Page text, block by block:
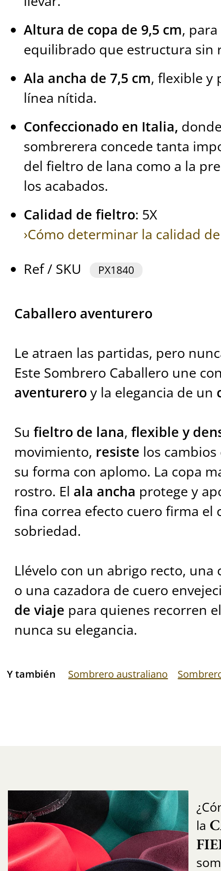
Altura de copa de 9,5 cm,
equilibrado que estructura sin
Ala ancha de 7,5 cm, flexible y
línea nítida.
Confeccionado en Italia,
sombrerera concede tanta
del fieltro de lana como a la
los acabados.
Calidad de fieltro: 5X
›Cómo determinar la calidad
Ref / SKU
PX1840
Caballero aventurero
Le atraen las partidas, pero
Este Sombrero Caballero une
aventureroy la elegancia de un
Su fieltro de lana, flexible y
movimiento, resiste los
su forma con aplomo. La copa
rostro. El ala ancha protege y
fina correa efecto cuero firma el
sobriedad.
Llévelo con un abrigo recto, una
o una cazadora de cuero
de viaje para quienes recorren
nunca su elegancia.
Y también Sombrero australiano
la